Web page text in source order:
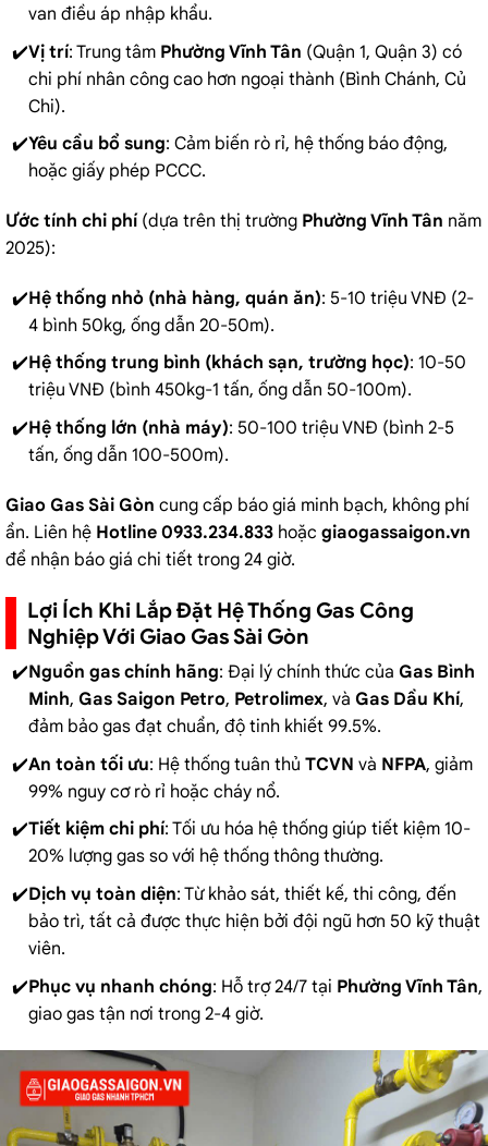
van điều áp nhập khẩu.
Vị trí: Trung tâm Phường Vĩnh Tân (Quận 1, Quận 3) có
chi phí nhân công cao hơn ngoại thành (Bình Chánh, Củ
Chi).
Yêu cầu bổ sung: Cảm biến rò rỉ, hệ thống báo động,
hoặc giấy phép PCCC.
Ước tính chi phí (dựa trên thị trường Phường Vĩnh Tân năm
2025):
Hệ thống nhỏ (nhà hàng, quán ăn): 5-10 triệu VNĐ (2-
4 bình 50kg, ống dẫn 20-50m).
Hệ thống trung bình (khách sạn, trường học): 10-50
triệu VNĐ (bình 450kg-1 tấn, ống dẫn 50-100m).
Hệ thống lớn (nhà máy): 50-100 triệu VNĐ (bình 2-5
tấn, ống dẫn 100-500m).
Giao Gas Sài Gòn cung cấp báo giá minh bạch, không phí
ẩn. Liên hệ Hotline 0933.234.833 hoặc giaogassaigon.vn
để nhận báo giá chi tiết trong 24 giờ.
Lợi Ích Khi Lắp Đặt Hệ Thống Gas Công
Nghiệp Với Giao Gas Sài Gòn
Nguồn gas chính hãng: Đại lý chính thức của Gas Bình
Minh, Gas Saigon Petro, Petrolimex, và Gas Dầu Khí,
đảm bảo gas đạt chuẩn, độ tinh khiết 99.5%.
An toàn tối ưu: Hệ thống tuân thủ TCVN và NFPA, giảm
99% nguy cơ rò rỉ hoặc cháy nổ.
Tiết kiệm chi phí: Tối ưu hóa hệ thống giúp tiết kiệm 10-
20% lượng gas so với hệ thống thông thường.
Dịch vụ toàn diện: Từ khảo sát, thiết kế, thi công, đến
bảo trì, tất cả được thực hiện bởi đội ngũ hơn 50 kỹ thuật
viên.
Phục vụ nhanh chóng: Hỗ trợ 24/7 tại Phường Vĩnh Tân,
giao gas tận nơi trong 2-4 giờ.